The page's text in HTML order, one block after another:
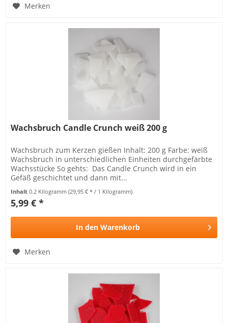
Merken
Wachsbruch Candle Crunch weiß 200 g
Wachsbruch zum Kerzen gießen Inhalt: 200 g Farbe: weiß
Wachsbruch in unterschiedlichen Einheiten durchgefärbte
Wachsstücke So gehts: Das Candle Crunch wird in ein
Gefäß geschichtet und dann mit...
Inhalt0.2 Kilogramm(29,95 € * / 1 Kilogramm)
5,99 € *
In den Warenkorb
Merken